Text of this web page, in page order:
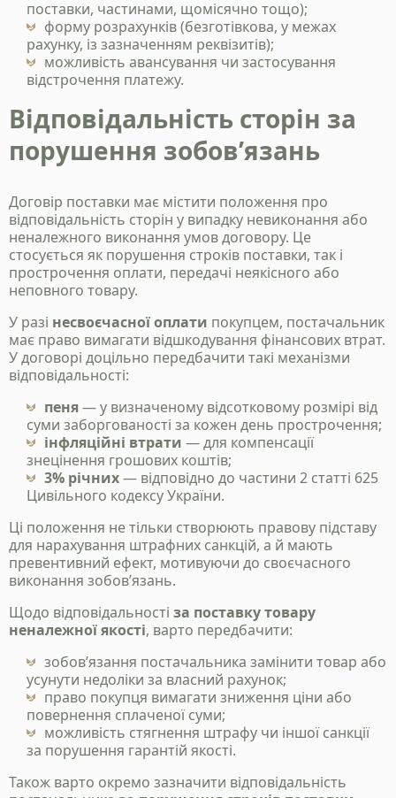
поставки, частинами, щомісячно тощо);
форму розрахунків (безготівкова, у межах
рахунку, із зазначенням реквізитів);
можливість авансування чи застосування
відстрочення платежу.
Відповідальність сторін за
порушення зобов’язань
Договір поставки має містити положення про
відповідальність сторін у випадку невиконання або
неналежного виконання умов договору. Це
стосується як порушення строків поставки, так і
прострочення оплати, передачі неякісного або
неповного товару.
У разі несвоєчасної оплати покупцем, постачальник
має право вимагати відшкодування фінансових втрат.
У договорі доцільно передбачити такі механізми
відповідальності:
пеня— у визначеному відсотковому розмірі від
суми заборгованості за кожен день прострочення;
інфляційні втрати — для компенсації
знецінення грошових коштів;
3% річних— відповідно до частини 2 статті 625
Цивільного кодексу України.
Ці положення не тільки створюють правову підставу
для нарахування штрафних санкцій, а й мають
превентивний ефект, мотивуючи до своєчасного
виконання зобов’язань.
Щодо відповідальності за поставку товару
неналежної якості, варто передбачити:
зобов’язання постачальника замінити товар або
усунути недоліки за власний рахунок;
право покупця вимагати зниження ціни або
повернення сплаченої суми;
можливість стягнення штрафу чи іншої санкції
за порушення гарантій якості.
Також варто окремо зазначити відповідальність
Станьте нашим
клієнтом
Зателефонуйте нам, напишіть у telegram, чи
заповінть форму і ми зв`яжемось з вами
+38 050 976 25 47
Надіслати
Політика конфіденційності